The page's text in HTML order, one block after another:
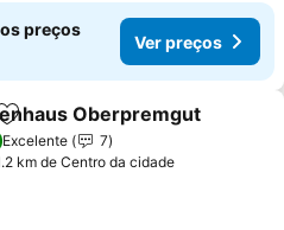
preços
Ver preços
Adicionar aos favoritos
Oberpremgut
Excelente
7
km de Centro da cidade